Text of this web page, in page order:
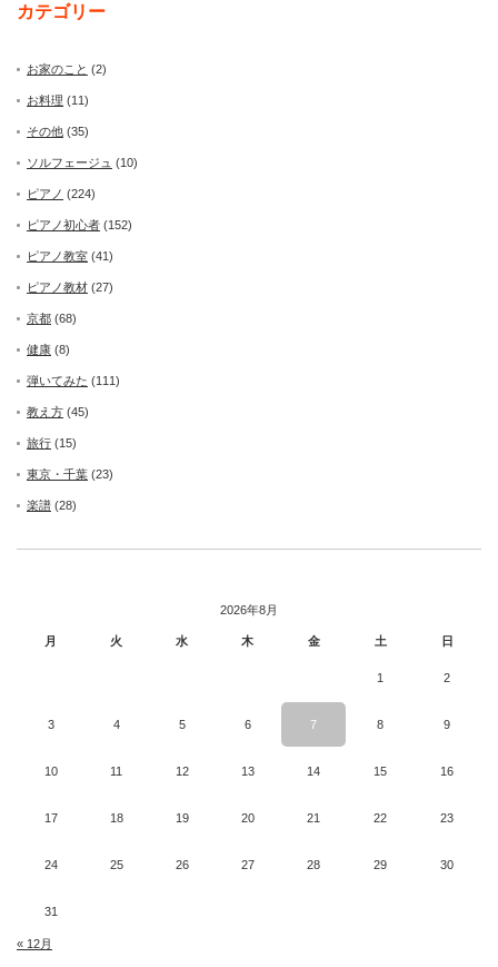
カテゴリー
お家のこと (2)
お料理 (11)
その他 (35)
ソルフェージュ (10)
ピアノ (224)
ピアノ初心者 (152)
ピアノ教室 (41)
ピアノ教材 (27)
京都 (68)
健康 (8)
弾いてみた (111)
教え方 (45)
旅行 (15)
東京・千葉 (23)
楽譜 (28)
2026年8月
月 火 水 木 金 土 日
1 2
3 4 5 6 7 8 9
10 11 12 13 14 15 16
17 18 19 20 21 22 23
24 25 26 27 28 29 30
31
« 12月